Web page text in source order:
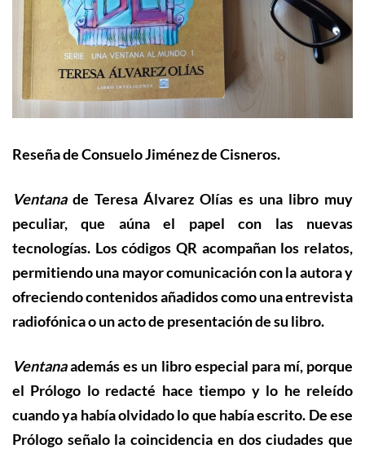
Reseña de Consuelo Jiménez de Cisneros.
Ventana de Teresa Álvarez Olías es una libro muy
peculiar, que aúna el papel con las nuevas
tecnologías. Los códigos QR acompañan los relatos,
permitiendo una mayor comunicación con la autora y
ofreciendo contenidos añadidos como una entrevista
radiofónica o un acto de presentación de su libro.
Ventanaademás es un libro especial para mí, porque
el Prólogo lo redacté hace tiempo y lo he releído
cuando ya había olvidado lo que había escrito. De ese
Prólogo señalo la coincidencia en dos ciudades que